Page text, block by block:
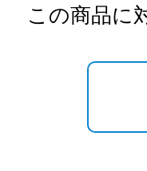
この商品に